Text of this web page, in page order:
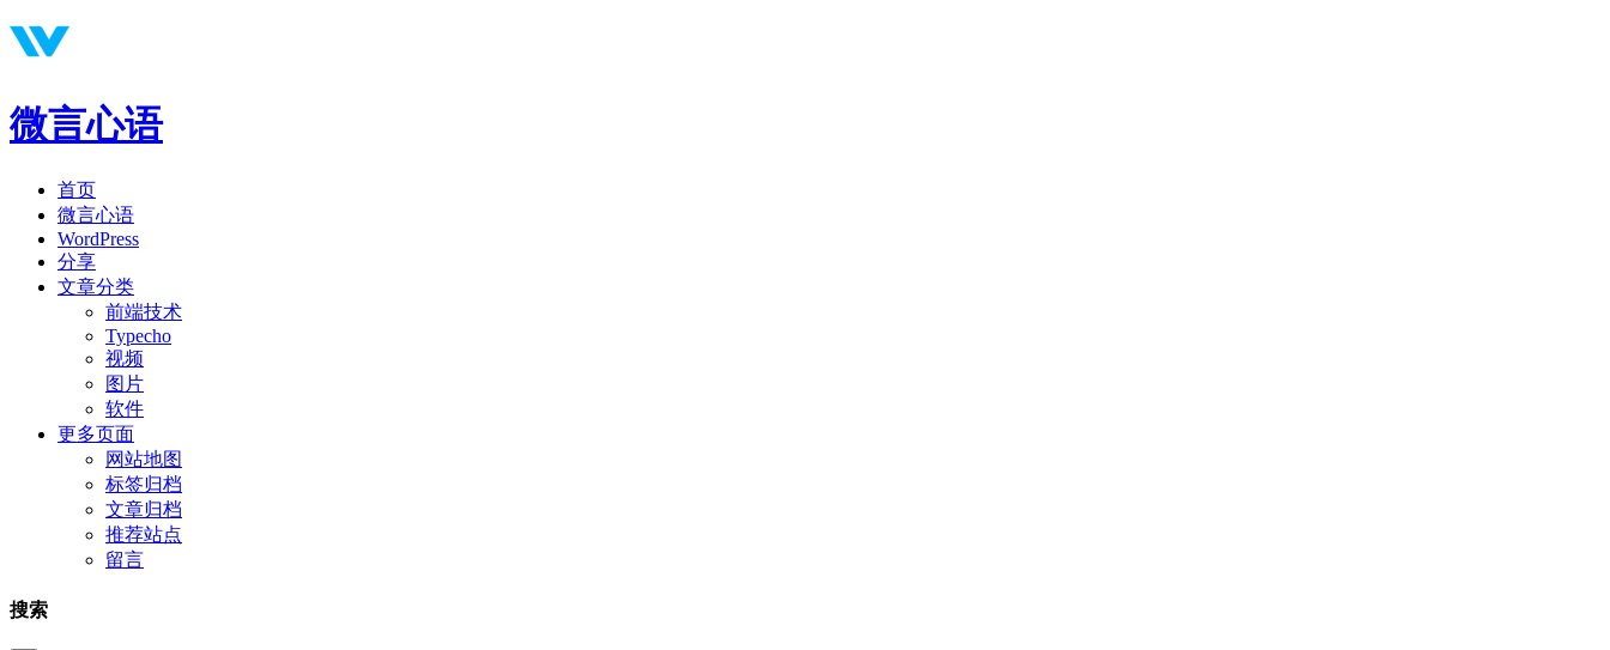
微言心语
首页
微言心语
WordPress
分享
文章分类
前端技术
Typecho
视频
图片
软件
更多页面
网站地图
标签归档
文章归档
推荐站点
留言
搜索